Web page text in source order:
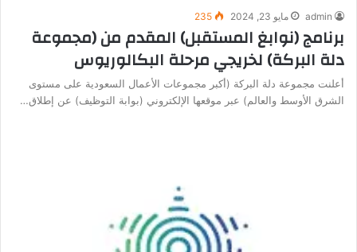
admin مايو 23, 2024 235
برنامج (نوابغ المستقبل) المقدم من (مجموعة
دلة البركة) لخريجي مرحلة البكالوريوس
أعلنت مجموعة دلة البركة (أكبر مجموعات الأعمال السعودية على مستوى
الشرق الأوسط والعالم) عبر موقعها الإلكتروني (بوابة التوظيف) عن إطلاق…